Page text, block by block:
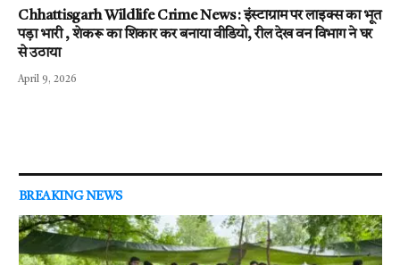
Chhattisgarh Wildlife Crime News : इंस्टाग्राम पर लाइक्स का भूत
पड़ा भारी , शेकरू का शिकार कर बनाया वीडियो, रील देख वन विभाग ने घर
से उठाया
April 9, 2026
BREAKING NEWS